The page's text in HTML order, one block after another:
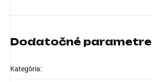
Dodatočné parametre
Kategória: